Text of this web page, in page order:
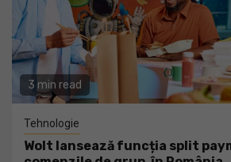
3 min read
Tehnologie
Wolt lansează funcția split